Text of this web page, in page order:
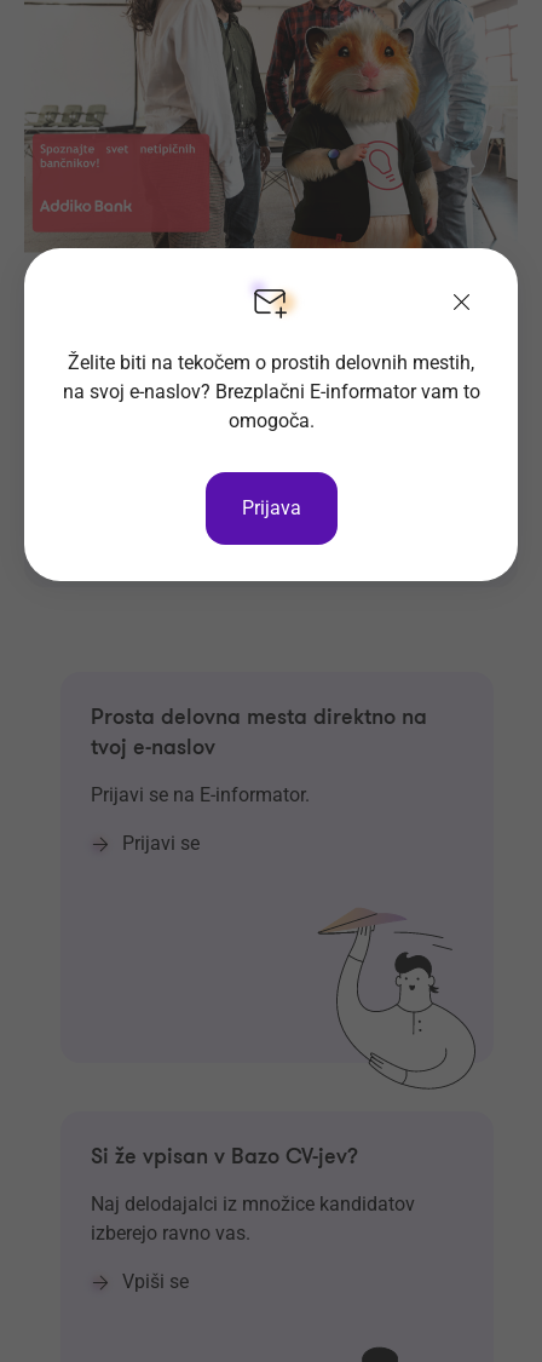
Prijava na delovno mesto
Oglas ni več objavljen.
Prosta delovna mesta direktno na
tvoj e-naslov
Prijavi se na E-informator.
Prijavi se
Si že vpisan v Bazo CV-jev?
Naj delodajalci iz množice kandidatov
izberejo ravno vas.
Vpiši se
Želite biti na tekočem o prostih delovnih mestih,
na svoj e-naslov? Brezplačni E-informator vam to
omogoča.
Prijava